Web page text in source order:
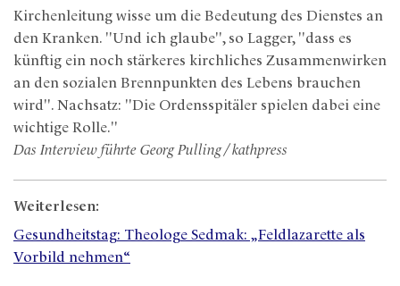
Kirchenleitung wisse um die Bedeutung des Dienstes an
den Kranken. "Und ich glaube", so Lagger, "dass es
künftig ein noch stärkeres kirchliches Zusammenwirken
an den sozialen Brennpunkten des Lebens brauchen
wird". Nachsatz: "Die Ordensspitäler spielen dabei eine
wichtige Rolle."
Das Interview führte Georg Pulling / kathpress
Weiterlesen:
Gesundheitstag: Theologe Sedmak: „Feldlazarette als
Vorbild nehmen“